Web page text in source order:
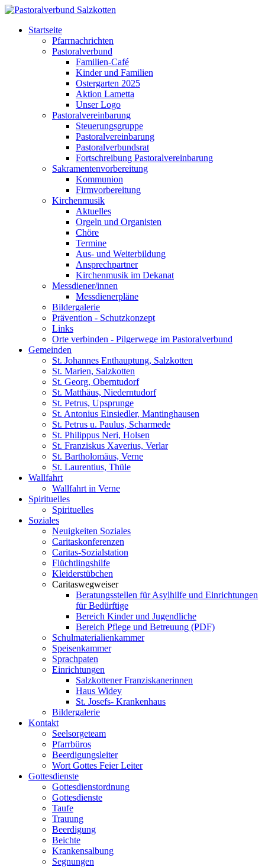
Startseite
Pfarrnachrichten
Pastoralverbund
Familien-Café
Kinder und Familien
Ostergarten 2025
Aktion Lametta
Unser Logo
Pastoralvereinbarung
Steuerungsgruppe
Pastoralvereinbarung
Pastoralverbundsrat
Fortschreibung Pastoralvereinbarung
Sakramentenvorbereitung
Kommunion
Firmvorbereitung
Kirchenmusik
Aktuelles
Orgeln und Organisten
Chöre
Termine
Aus- und Weiterbildung
Ansprechpartner
Kirchenmusik im Dekanat
Messdiener/innen
Messdienerpläne
Bildergalerie
Prävention - Schutzkonzept
Links
Orte verbinden - Pilgerwege im Pastoralverbund
Gemeinden
St. Johannes Enthauptung, Salzkotten
St. Marien, Salzkotten
St. Georg, Oberntudorf
St. Matthäus, Niederntudorf
St. Petrus, Upsprunge
St. Antonius Einsiedler, Mantinghausen
St. Petrus u. Paulus, Scharmede
St. Philippus Neri, Holsen
St. Franziskus Xaverius, Verlar
St. Bartholomäus, Verne
St. Laurentius, Thüle
Wallfahrt
Wallfahrt in Verne
Spirituelles
Spirituelles
Soziales
Neuigkeiten Soziales
Caritaskonferenzen
Caritas-Sozialstation
Flüchtlingshilfe
Kleiderstübchen
Caritaswegweiser
Beratungsstellen für Asylhilfe und Einrichtungen
für Bedürftige
Bereich Kinder und Jugendliche
Bereich Pflege und Betreuung (PDF)
Schulmaterialienkammer
Speisenkammer
Sprachpaten
Einrichtungen
Salzkottener Franziskanerinnen
Haus Widey
St. Josefs- Krankenhaus
Bildergalerie
Kontakt
Seelsorgeteam
Pfarrbüros
Beerdigungsleiter
Wort Gottes Feier Leiter
Gottesdienste
Gottesdienstordnung
Gottesdienste
Taufe
Trauung
Beerdigung
Beichte
Krankensalbung
Segnungen